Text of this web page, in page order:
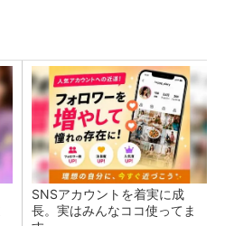
SNSアカウントを着実に成
長。実はみんなココ使ってま